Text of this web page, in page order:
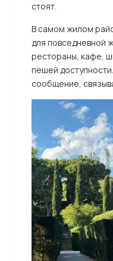
стоят.
В самом жилом
для повседневной
рестораны, кафе,
пешей
сообщение,